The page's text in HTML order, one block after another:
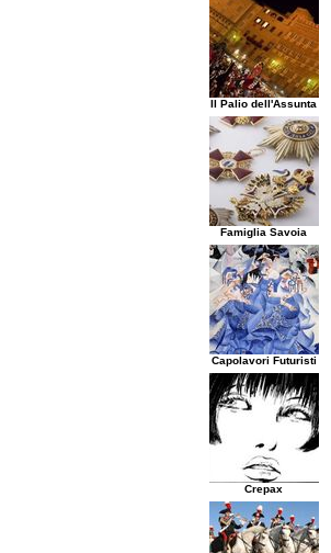
Il Palio dell'Assunta
Famiglia Savoia
Capolavori Futuristi
Crepax